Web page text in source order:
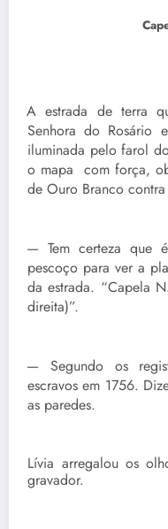
A estrada de terra
Senhora do Rosário
iluminada pelo farol
o mapa com força,
de Ouro Branco
— Tem certeza que
pescoço para ver a
da estrada. “Capela
direita)”.
— Segundo os
escravos em 1756.
as paredes.
Lívia arregalou os
gravador.